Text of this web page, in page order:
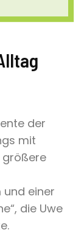
der
mit
größere
einer
die Uwe